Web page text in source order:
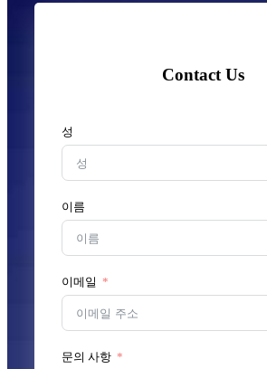
Contact Us
성
이름
이메일
문의 사항